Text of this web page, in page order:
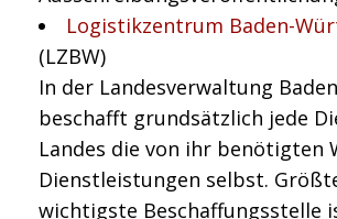
Logistikzentrum Baden-
(LZBW)
In der Landesverwaltung
beschafft grundsätzlich jede
Landes die von ihr benötigten
Dienstleistungen selbst.
wichtigste Beschaffungsstelle